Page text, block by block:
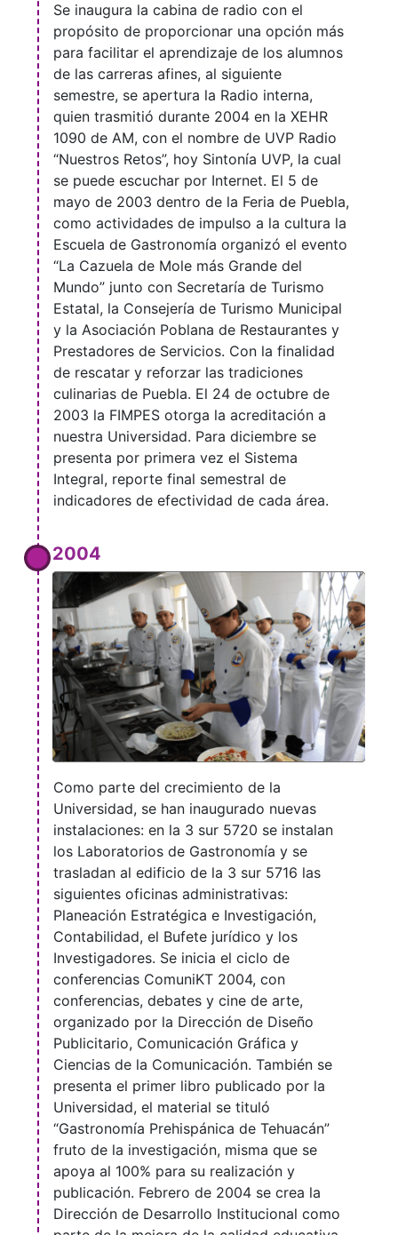
Se inaugura la cabina de radio con el
propósito de proporcionar una opción más
para facilitar el aprendizaje de los alumnos
de las carreras afines, al siguiente
semestre, se apertura la Radio interna,
quien trasmitió durante 2004 en la XEHR
1090 de AM, con el nombre de UVP Radio
“Nuestros Retos”, hoy Sintonía UVP, la cual
se puede escuchar por Internet. El 5 de
mayo de 2003 dentro de la Feria de Puebla,
como actividades de impulso a la cultura la
Escuela de Gastronomía organizó el evento
“La Cazuela de Mole más Grande del
Mundo” junto con Secretaría de Turismo
Estatal, la Consejería de Turismo Municipal
y la Asociación Poblana de Restaurantes y
Prestadores de Servicios. Con la finalidad
de rescatar y reforzar las tradiciones
culinarias de Puebla. El 24 de octubre de
2003 la FIMPES otorga la acreditación a
nuestra Universidad. Para diciembre se
presenta por primera vez el Sistema
Integral, reporte final semestral de
indicadores de efectividad de cada área.
2004
Como parte del crecimiento de la
Universidad, se han inaugurado nuevas
instalaciones: en la 3 sur 5720 se instalan
los Laboratorios de Gastronomía y se
trasladan al edificio de la 3 sur 5716 las
siguientes oficinas administrativas:
Planeación Estratégica e Investigación,
Contabilidad, el Bufete jurídico y los
Investigadores. Se inicia el ciclo de
conferencias ComuniKT 2004, con
conferencias, debates y cine de arte,
organizado por la Dirección de Diseño
Publicitario, Comunicación Gráfica y
Ciencias de la Comunicación. También se
presenta el primer libro publicado por la
Universidad, el material se tituló
“Gastronomía Prehispánica de Tehuacán”
fruto de la investigación, misma que se
apoya al 100% para su realización y
publicación. Febrero de 2004 se crea la
Dirección de Desarrollo Institucional como